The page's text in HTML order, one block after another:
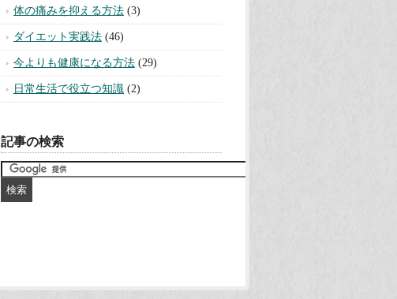
体の痛みを抑える方法 (3)
ダイエット実践法 (46)
今よりも健康になる方法 (29)
日常生活で役立つ知識 (2)
記事の検索